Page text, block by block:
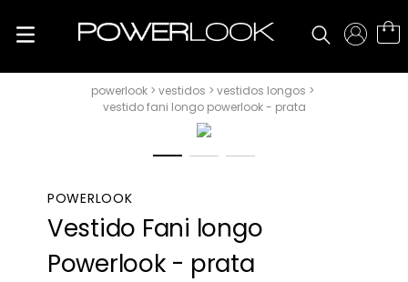
vestidos
vestidos longos
vestido fani longo powerlook - prata
POWERLOOK
Vestido Fani longo
Powerlook - prata